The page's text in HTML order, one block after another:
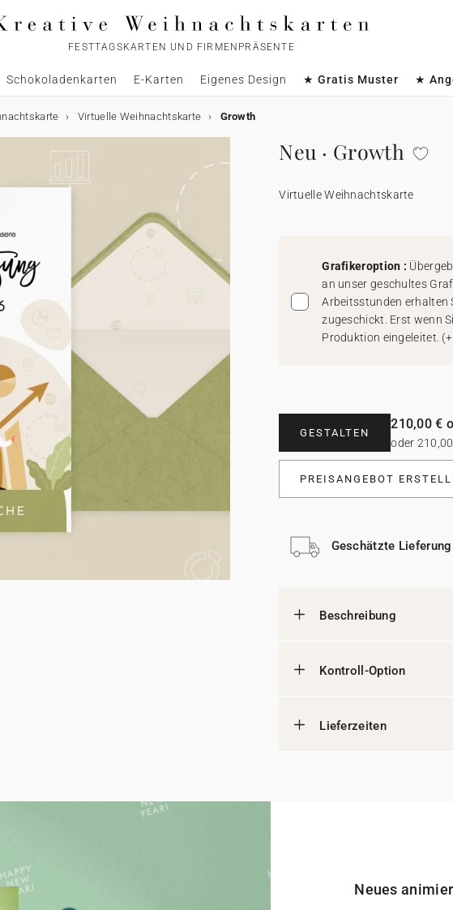
FESTTAGSKARTEN UND FIRMENPRÄSENTE
Schokoladenkarten E-Karten Eigenes Design ★ Gratis Muster ★
Virtuelle Weihnachtskarte Growth
Neu · Growth
Virtuelle Weihnachtskarte
Grafikeroption :
an unser geschultes
Arbeitsstunden erhalten
zugeschickt. Erst wenn
Produktion eingeleitet. (
GESTALTEN
210,00 €
oder
PREISANGEBOT
Geschätzte
Beschreibung
Kontroll-Option
Lieferzeiten
Neues